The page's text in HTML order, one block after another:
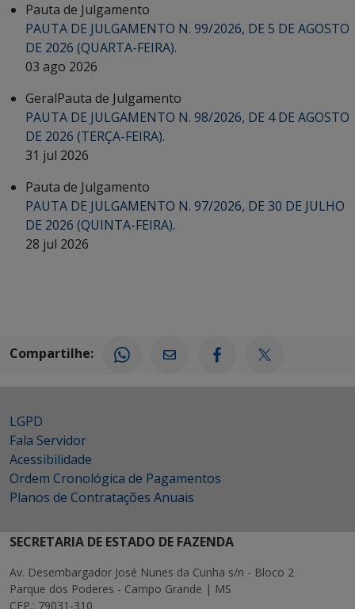
Pauta de Julgamento
PAUTA DE JULGAMENTO N. 99/2026, DE 5 DE AGOSTO
DE 2026 (QUARTA-FEIRA).
03 ago 2026
GeralPauta de Julgamento
PAUTA DE JULGAMENTO N. 98/2026, DE 4 DE AGOSTO
DE 2026 (TERÇA-FEIRA).
31 jul 2026
Pauta de Julgamento
PAUTA DE JULGAMENTO N. 97/2026, DE 30 DE JULHO
DE 2026 (QUINTA-FEIRA).
28 jul 2026
Compartilhe:
LGPD
Fala Servidor
Acessibilidade
Ordem Cronológica de Pagamentos
Planos de Contratações Anuais
SECRETARIA DE ESTADO DE FAZENDA
Av. Desembargador José Nunes da Cunha s/n - Bloco 2
Parque dos Poderes - Campo Grande | MS
CEP.: 79031-310